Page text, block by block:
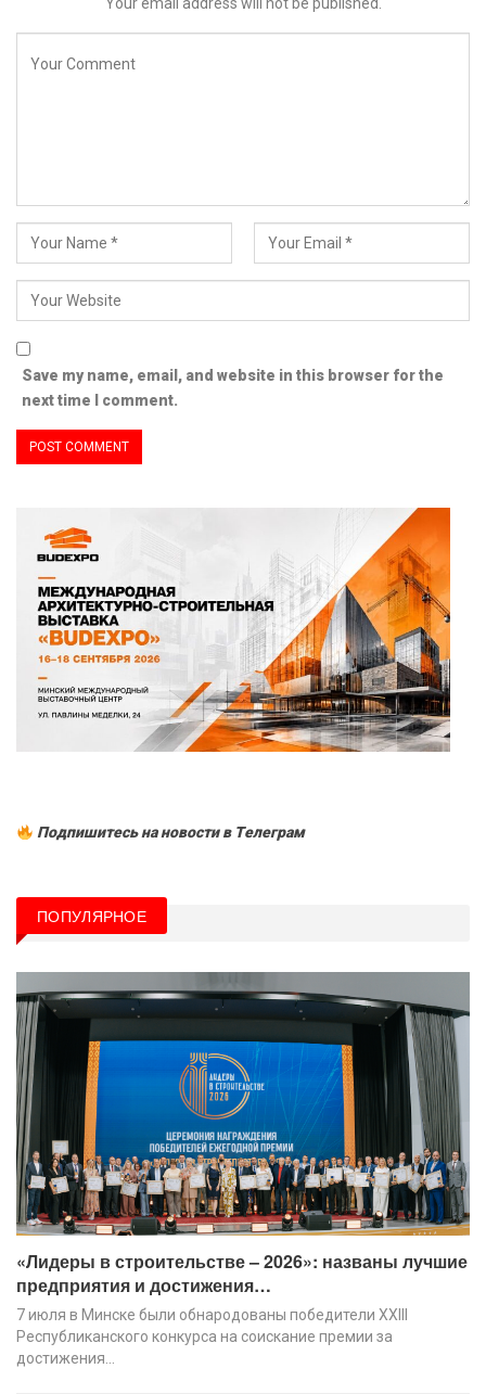
Save my name, email, and website in this browser for the
next time I comment.
Подпишитесь на новости в Tелеграм
ПОПУЛЯРНОЕ
«Лидеры в строительстве – 2026»: названы лучшие
предприятия и достижения…
7 июля в Минске были обнародованы победители XХIII
Республиканского конкурса на соискание премии за
достижения…